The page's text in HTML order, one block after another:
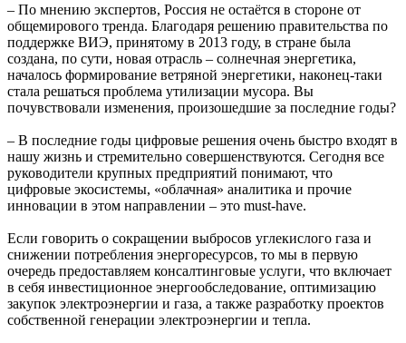
– По мнению экспертов, Россия не остаётся в стороне от
общемирового тренда. Благодаря решению правительства по
поддержке ВИЭ, принятому в 2013 году, в стране была
создана, по сути, новая отрасль – солнечная энергетика,
началось формирование ветряной энергетики, наконец-таки
стала решаться проблема утилизации мусора. Вы
почувствовали изменения, произошедшие за последние годы?
– В последние годы цифровые решения очень быстро входят в
нашу жизнь и стремительно совершенствуются. Сегодня все
руководители крупных предприятий понимают, что
цифровые экосистемы, «облачная» аналитика и прочие
инновации в этом направлении – это must-have.
Если говорить о сокращении выбросов углекислого газа и
снижении потребления энергоресурсов, то мы в первую
очередь предоставляем консалтинговые услуги, что включает
в себя инвестиционное энергообследование, оптимизацию
закупок электроэнергии и газа, а также разработку проектов
собственной генерации электроэнергии и тепла.